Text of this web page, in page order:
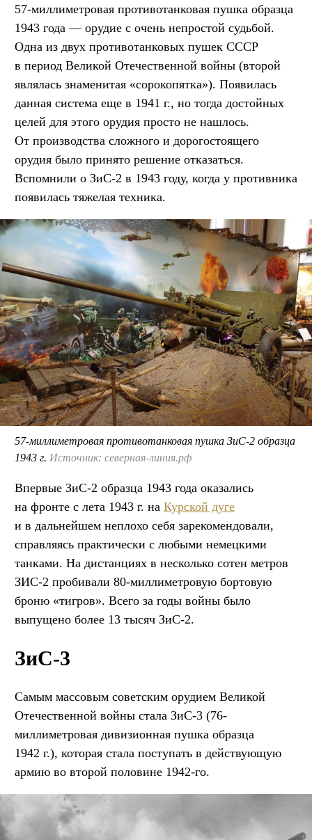
57-миллиметровая противотанковая пушка образца
1943 года — орудие с очень непростой судьбой.
Одна из двух противотанковых пушек СССР
в период Великой Отечественной войны (второй
являлась знаменитая «сорокопятка»). Появилась
данная система еще в 1941 г., но тогда достойных
целей для этого орудия просто не нашлось.
От производства сложного и дорогостоящего
орудия было принято решение отказаться.
Вспомнили о ЗиС-2 в 1943 году, когда у противника
появилась тяжелая техника.
57-миллиметровая противотанковая пушка ЗиС-2 образца
1943 г. Источник: северная-линия.рф
Впервые ЗиС-2 образца 1943 года оказались
на фронте с лета 1943 г. на Курской дуге
и в дальнейшем неплохо себя зарекомендовали,
справляясь практически с любыми немецкими
танками. На дистанциях в несколько сотен метров
ЗИС-2 пробивали 80-миллиметровую бортовую
броню «тигров». Всего за годы войны было
выпущено более 13 тысяч ЗиС-2.
ЗиС-3
Самым массовым советским орудием Великой
Отечественной войны стала ЗиС-3 (76-
миллиметровая дивизионная пушка образца
1942 г.), которая стала поступать в действующую
армию во второй половине 1942-го.